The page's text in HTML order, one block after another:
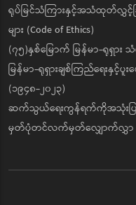
ရုပ်မြင်သံကြားနှင့်အသံထုတ်လွှင့်
များ (Code of Ethics)
(၇၅)နှစ်မြောက် မြန်မာ-ရု
မြန်မာ-ရုရှားချစ်ကြည်ရေးနှင့်
(၁၉၄၈-၂၀၂၃)
ဆက်သွယ်ရေးကွန်ရက်ကိုအသုံးပြု
မှတ်ပုံတင်လက်မှတ်လျှောက်လွှာ